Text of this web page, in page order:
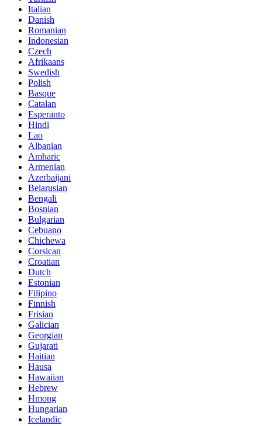
Italian
Danish
Romanian
Indonesian
Czech
Afrikaans
Swedish
Polish
Basque
Catalan
Esperanto
Hindi
Lao
Albanian
Amharic
Armenian
Azerbaijani
Belarusian
Bengali
Bosnian
Bulgarian
Cebuano
Chichewa
Corsican
Croatian
Dutch
Estonian
Filipino
Finnish
Frisian
Galician
Georgian
Gujarati
Haitian
Hausa
Hawaiian
Hebrew
Hmong
Hungarian
Icelandic